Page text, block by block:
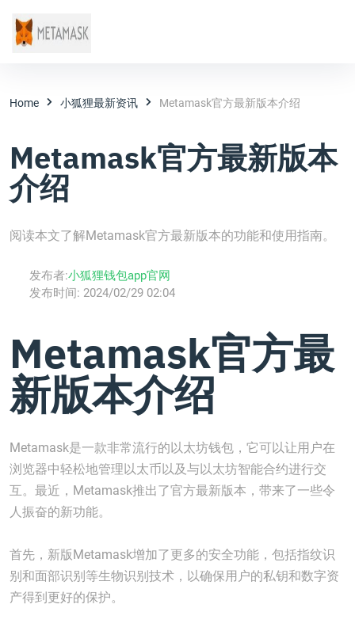
Home 小狐狸最新资讯 Metamask官方最新版本介绍
Metamask官方最新版本
介绍
阅读本文了解Metamask官方最新版本的功能和使用指南。
发布者:小狐狸钱包app官网
发布时间: 2024/02/29 02:04
Metamask官方最
新版本介绍
Metamask是一款非常流行的以太坊钱包，它可以让用户在
浏览器中轻松地管理以太币以及与以太坊智能合约进行交
互。最近，Metamask推出了官方最新版本，带来了一些令
人振奋的新功能。
首先，新版Metamask增加了更多的安全功能，包括指纹识
别和面部识别等生物识别技术，以确保用户的私钥和数字资
产得到更好的保护。